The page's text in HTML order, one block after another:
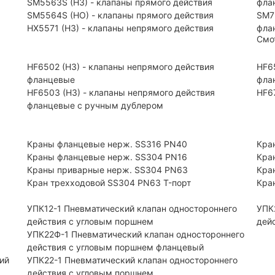
SM5563S (НЗ) - клапаны прямого действия
SM5564S (НО) - клапаны прямого действия
HX5571 (НЗ) - клапаны непрямого действия
HF6502 (НЗ) - клапаны непрямого действия
фланцевые
HF6503 (Н3) - клапаны непрямого действия
фланцевые с ручным дублером
Краны фланцевые нерж. SS316 PN40
Краны фланцевые нерж. SS304 PN16
Краны приварные нерж. SS304 PN63
Кран трехходовой SS304 PN63 T-порт
УПК12-1 Пневматический клапан одностороннего
действия с угловым поршнем
УПК22Ф-1 Пневматический клапан одностороннего
действия с угловым поршнем фланцевый
УПК22-1 Пневматический клапан одностороннего
действия с угловым поршнем